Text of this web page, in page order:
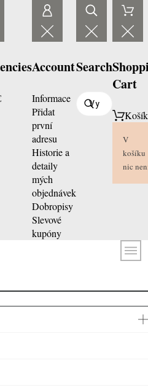
Account
Informace
Přidat
první
adresu
Historie a
detaily
mých
objednávek
Dobropisy
Slevové
kupóny
Search
Cart
Košík
V
košíku
nic